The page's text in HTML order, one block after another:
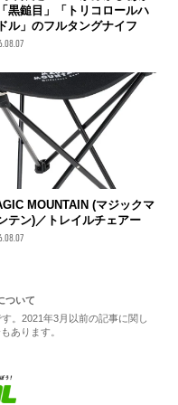
黒鎚目」「トリコロールハ
ル」のフルタングナイフ
MOUNTAIN (マジックマ
テン)／トレイルチェアー
ついて
。2021年3月以前の記事に関し
あります。